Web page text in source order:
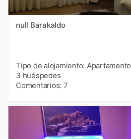
null Barakaldo
Tipo de alojamiento: Apartamento
3 huéspedes
Comentarios: 7